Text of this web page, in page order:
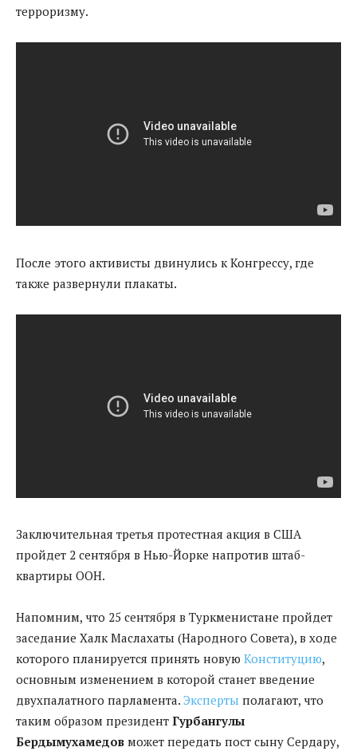
терроризму.
После этого активисты двинулись к Конгрессу, где
также развернули плакаты.
Заключительная третья протестная акция в США
пройдет 2 сентября в Нью-Йорке напротив штаб-
квартиры ООН.
Напомним, что 25 сентября в Туркменистане пройдет
заседание Халк Маслахаты (Народного Совета), в ходе
которого планируется принять новую Конституцию,
основным изменением в которой станет введение
двухпалатного парламента. Эксперты полагают, что
таким образом президент Гурбангулы
Бердымухамедов может передать пост сыну Сердару,